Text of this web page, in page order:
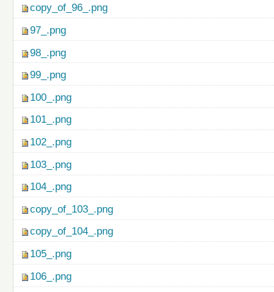
copy_of_96_.png
97_.png
98_.png
99_.png
100_.png
101_.png
102_.png
103_.png
104_.png
copy_of_103_.png
copy_of_104_.png
105_.png
106_.png